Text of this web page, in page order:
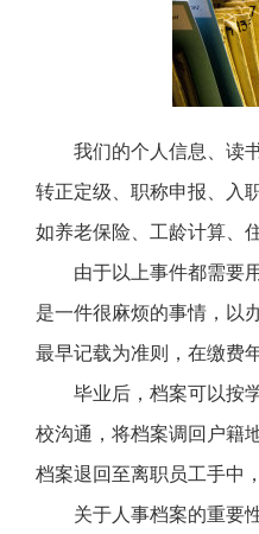
我们的个人信息、读
转正定级、职称申报、入
如养老保险、工龄计算、
由于以上事件都需要
是一件很麻烦的事情，以
最早记载为准则，在缴费
毕业后，档案可以按
校沟通，将档案调回户籍
档案退回至离职员工手中
关于人事档案的重要